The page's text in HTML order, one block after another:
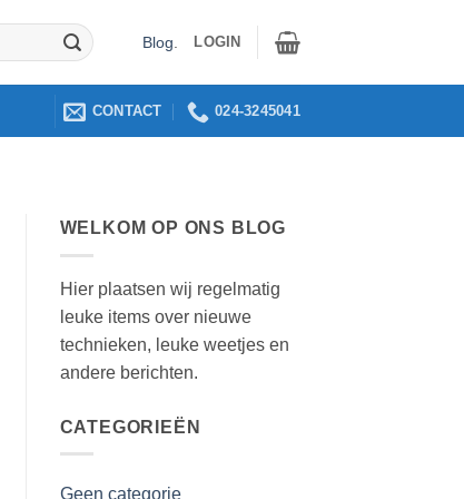
Blog LOGIN
CONTACT 024-3245041
WELKOM OP ONS BLOG
Hier plaatsen wij regelmatig
leuke items over nieuwe
technieken, leuke weetjes en
andere berichten.
CATEGORIEËN
Geen categorie